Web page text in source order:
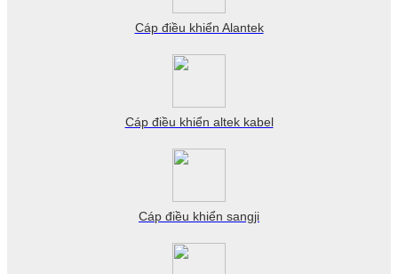
Cáp điều khiển Alantek
Cáp điều khiển altek kabel
Cáp điều khiển sangji